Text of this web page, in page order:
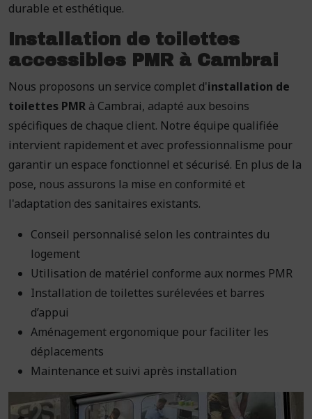
durable et esthétique.
Installation de toilettes
accessibles PMR à Cambrai
Nous proposons un service complet d'installation de
toilettes PMR à Cambrai, adapté aux besoins
spécifiques de chaque client. Notre équipe qualifiée
intervient rapidement et avec professionnalisme pour
garantir un espace fonctionnel et sécurisé. En plus de la
pose, nous assurons la mise en conformité et
l'adaptation des sanitaires existants.
Conseil personnalisé selon les contraintes du
logement
Utilisation de matériel conforme aux normes PMR
Installation de toilettes surélevées et barres
d’appui
Aménagement ergonomique pour faciliter les
déplacements
Maintenance et suivi après installation